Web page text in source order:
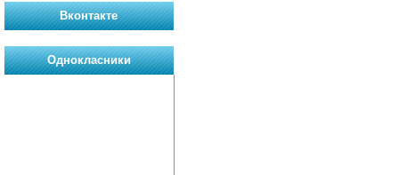
Вконтакте
Однокласники